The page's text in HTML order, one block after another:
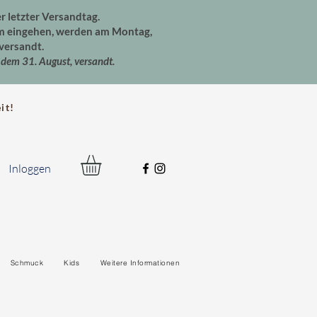
letzter Versandtag.
eingehen, werden am Montag,
31. August, versandt.
Inloggen
Schmuck Kids Weitere Informationen